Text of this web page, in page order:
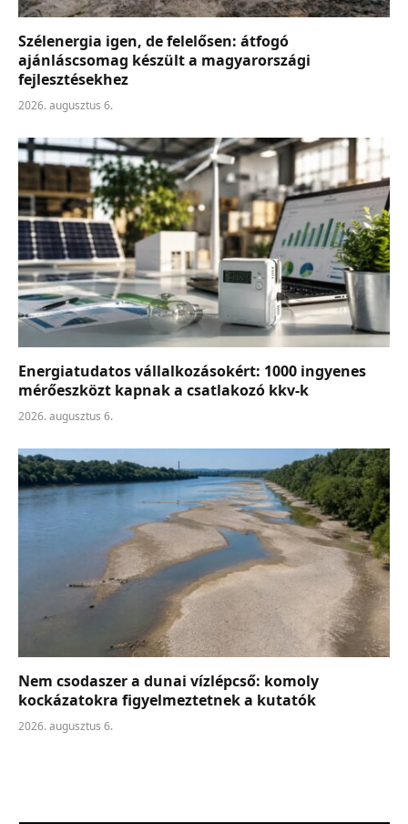
Szélenergia igen, de felelősen: átfogó
ajánláscsomag készült a magyarországi
fejlesztésekhez
2026. augusztus 6.
Energiatudatos vállalkozásokért: 1000 ingyenes
mérőeszközt kapnak a csatlakozó kkv-k
2026. augusztus 6.
Nem csodaszer a dunai vízlépcső: komoly
kockázatokra figyelmeztetnek a kutatók
2026. augusztus 6.